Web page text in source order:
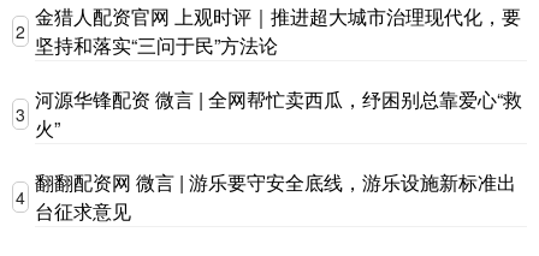
2
金猎人配资官网 上观时评｜推进超大城市治理现代化，要
坚持和落实“三问于民”方法论
3
河源华锋配资 微言 | 全网帮忙卖西瓜，纾困别总靠爱心“救
火”
4
翻翻配资网 微言 | 游乐要守安全底线，游乐设施新标准出
台征求意见